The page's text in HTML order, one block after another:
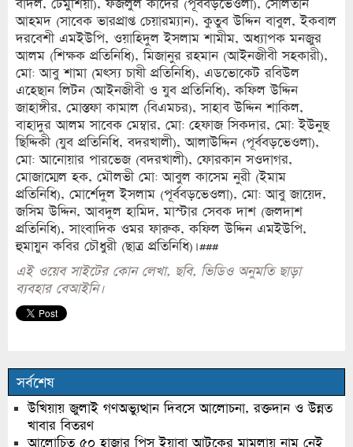
বাদল, ঢেমুশিয়া), ফজলুল কাদের (পূর্ববড়ভেওলা), সোলতান
আহমদ (সাবেক ভারপ্রাপ্ত চেয়ারম্যান), কুতুব উদ্দিন বাবুল, ইকবাল
দরবেশী এমইউপি, ওয়াহিদুল ইসলাম শামীম, অধ্যাপক মনজুর
আলম (শিক্ষক প্রতিনিধি), মিজানুর রহমান (আইনজীবী সহকারী),
মো: আবু শামা (মৎস্য চাষী প্রতিনিধি), এডভোকেট রবিউল
এহেছান লিটন (আইনজীবী ও যুব প্রতিনিধি), কফিল উদ্দিন
জাহাঙ্গীর, মোস্তফা কামাল (বিএমচর), সাহাব উদ্দিন শাকিল,
বাহাদুর আলম সাবেক মেম্বার, মো: হেফাজ সিকদার, মো: ইউনুছ
ছিদ্দিকী (যুব প্রতিনিধি, বদরখালী), আলাউদ্দিন (পূর্ববড়ভেওলা),
মো: আনোয়ার পারভেজ (বদরখালী), ফোরকান সওদাগর,
মোজাম্মেল হক, মৌলভী মো: আবুল কাসেম নুরী (ইমাম
প্রতিনিধি), মোর্শেদুল ইসলাম (পূর্ববড়ভেওলা), মো: আবু জায়েদ,
জসিম উদ্দিন, আবদুল হামিদ, মাস্টার সেবক দাশ (জলদাশ
প্রতিনিধি), সাংবাদিক ওমর ফারুক, কফিল উদ্দিন এমইউপি,
হুমায়ুন কবির চৌধুরী (ছাত্র প্রতিনিধি)।###
এই ওয়েব সাইটের কোন লেখা, ছবি, ভিডিও অনুমতি ছাড়া
ব্যবহার বেআইনি।
সর্বশেষ
উখিয়ায় জুলাই গণঅভ্যুত্থান দিবসে আলোচনা, রক্তদান ও উন্নত
খাবার বিতরণ
আলোচিত ৫০ হাজার পিস ইয়াবা আটকের মামলায় নাম নেই